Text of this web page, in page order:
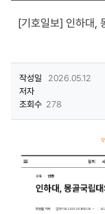
[기호일보] 인하대,
작성일
2026.05.12
저자
조회수 278